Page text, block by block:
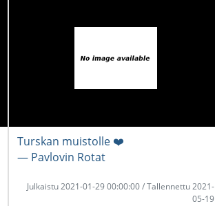
Turskan muistolle ❤️
― Pavlovin Rotat
Julkaistu 2021-01-29 00:00:00 / Tallennettu 2021-
05-19